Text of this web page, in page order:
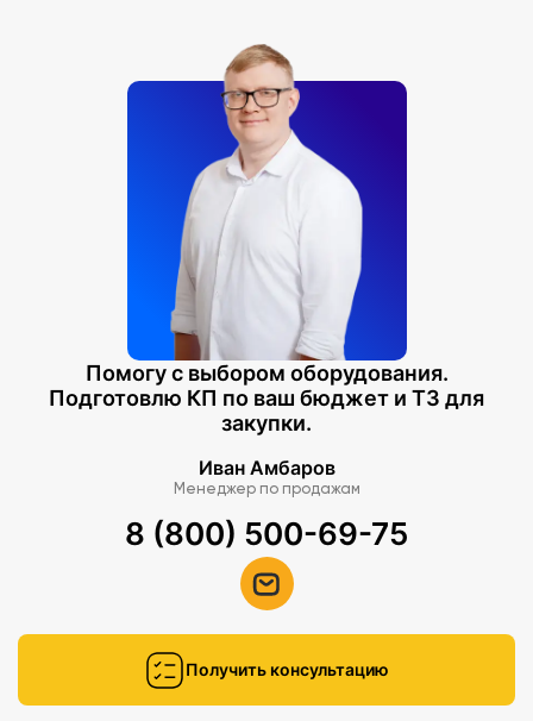
Помогу с выбором оборудования.
Подготовлю КП по ваш бюджет и ТЗ для
закупки.
Иван Амбаров
Менеджер по продажам
8 (800) 500-69-75
Получить консультацию